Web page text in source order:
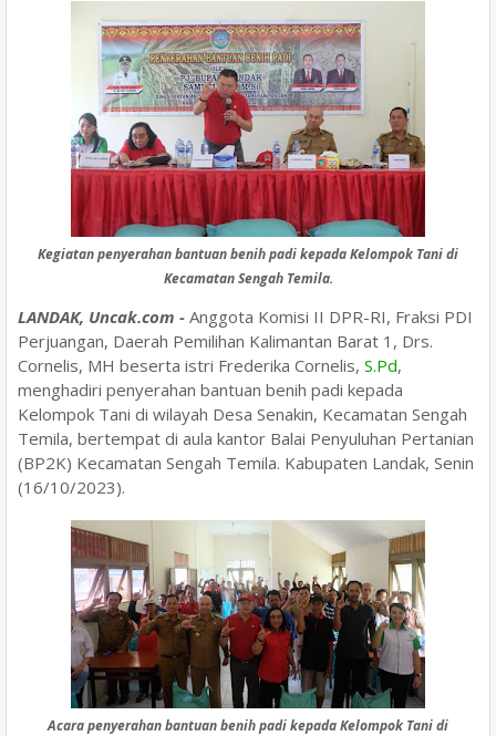
Kegiatan penyerahan bantuan benih padi kepada Kelompok Tani di
Kecamatan Sengah Temila.
LANDAK, Uncak.com - Anggota Komisi II DPR-RI, Fraksi PDI
Perjuangan, Daerah Pemilihan Kalimantan Barat 1, Drs.
Cornelis, MH beserta istri Frederika Cornelis, S.Pd,
menghadiri penyerahan bantuan benih padi kepada
Kelompok Tani di wilayah Desa Senakin, Kecamatan Sengah
Temila, bertempat di aula kantor Balai Penyuluhan Pertanian
(BP2K) Kecamatan Sengah Temila. Kabupaten Landak, Senin
(16/10/2023).
Acara penyerahan bantuan benih padi kepada Kelompok Tani di